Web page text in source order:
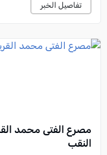
تفاصيل الخبر
مصرع الفتى محمد
النقب